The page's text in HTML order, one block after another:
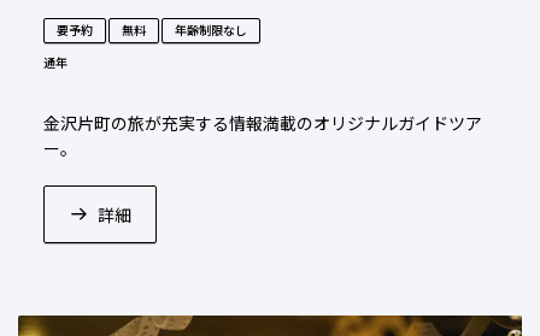
要予約 無料
年齢制限なし
通年
金沢片町の旅が充実する情報満載のオリジナルガイドツア
ー。
詳細